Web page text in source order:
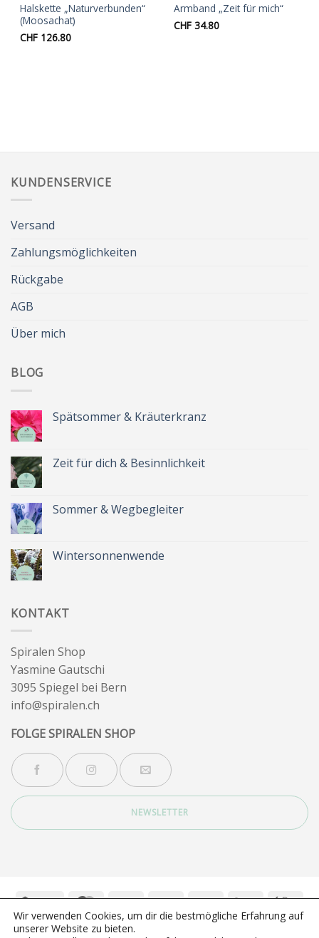
Halskette „Naturverbunden“
(Moosachat)
CHF126.80
Armband „Zeit für mich“
CHF 34.80
KUNDENSERVICE
Versand
Zahlungsmöglichkeiten
Rückgabe
AGB
Über mich
BLOG
Spätsommer & Kräuterkranz
Spätsommer
&
Zeit für dich & Besinnlichkeit
Zeit
für
Sommer & Wegbegleiter
Sommer
&
Wintersonnenwende
KONTAKT
Spiralen Shop
Yasmine Gautschi
3095 Spiegel bei Bern
info@spiralen.ch
FOLGE SPIRALEN SHOP
NEWSLETTER
Twint MasterCard
Visa
Bank
Transfer
PayPal
Google
Pay
Pay
Wir verwenden Cookies, um dir die bestmögliche Erfahrung auf
unserer Website zu bieten.